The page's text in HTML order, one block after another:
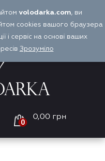
UA
Войти
0
0,00 грн
volodarka.com, ви
cookies вашого браузера
і сервіс на основі ваших
Зрозуміло